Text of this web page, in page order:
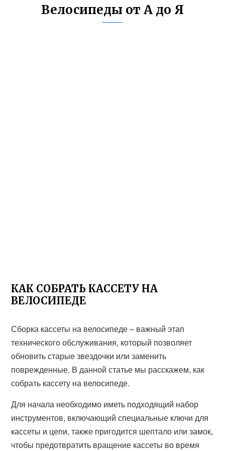
Велосипеды от А до Я
КАК СОБРАТЬ КАССЕТУ НА
ВЕЛОСИПЕДЕ
Сборка кассеты на велосипеде – важный этап
технического обслуживания, который позволяет
обновить старые звездочки или заменить
поврежденные. В данной статье мы расскажем, как
собрать кассету на велосипеде.
Для начала необходимо иметь подходящий набор
инструментов, включающий специальные ключи для
кассеты и цепи, также пригодится шептало или замок,
чтобы предотвратить вращение кассеты во время